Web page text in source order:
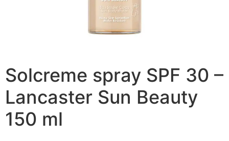
Solcreme spray SPF 30 –
Lancaster Sun Beauty
150 ml